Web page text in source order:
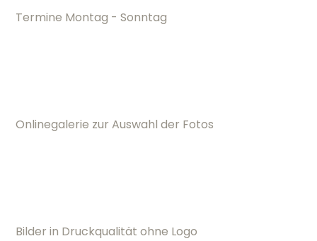
Termine Montag - Sonntag
Onlinegalerie zur Auswahl der Fotos
Bilder in Druckqualität ohne Logo